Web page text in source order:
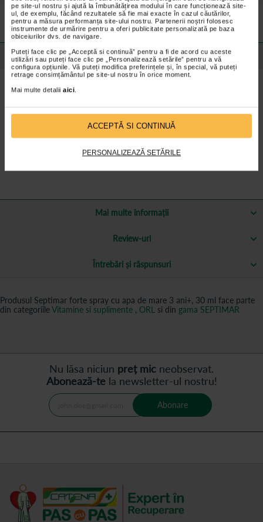
pe site-ul nostru și ajută la îmbunătățirea modului în care funcționează site-
ul, de exemplu, făcând rezultatele să fie mai exacte în cazul căutărilor,
pentru a măsura performanța site-ului nostru. Partenerii noștri folosesc
instrumente de urmărire pentru a oferi publicitate personalizată pe baza
obiceiurilor dvs. de navigare.
Puteți face clic pe „Acceptă si continuă” pentru a fi de acord cu aceste
utilizări sau puteți face clic pe „Personalizează setările” pentru a vă
configura opțiunile. Vă puteți modifica preferințele și, în special, vă puteți
retrage consimțământul pe site-ul nostru în orice moment.
Mai multe detalii aici.
ACCEPTĂ SI CONTINUĂ
PERSONALIZEAZĂ SETĂRILE
Preturile si promotiile afisate pe site in dreptul fiecarui produs sunt
valabile pentru comenzile efectuate online.
Detalii despre produs
Beneficii:
Apa de mare utilizata la fabricarea lor isi pastreaza combinatia
in mod normal in apa din Marea Neagra, incluzand calciu, magneziu,
ﬁer, cupru, mangan, zinc, iod si altele.
Compozitie:
100% apa de mare hipertona,naturala, nediluata, fara
Mai multe informații
Review-uri
Întrebări și răspunsuri
Produsul Septimar forte spray cu apa de mare 3 ani+, 30 ml face parte
din categoriileVitamine si suplimente , ORL si din gama SEPTIMAR
Nu lăsa niciun preț mic neobservat.
Abonează-tela newsletter-ul nostru!
Abonare